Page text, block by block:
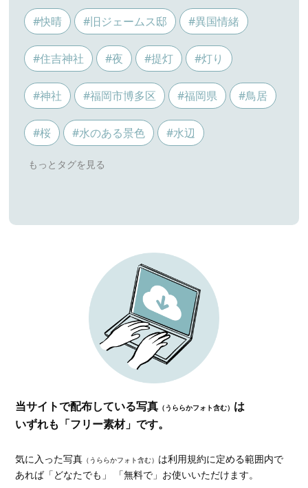
#快晴 #旧ジェームス邸 #異国情緒
#住吉神社 #夜 #提灯 #灯り
#神社 #福岡市博多区 #福岡県 #鳥居
#桜 #水のある景色 #水辺
当サイトで配布している写真 （うららかフォト含む） は
いずれも「フリー素材」です。
気に入った写真 （うららかフォト含む） は利用規約に定める範囲内で
あれば「どなたでも」 「無料で」お使いいただけます。